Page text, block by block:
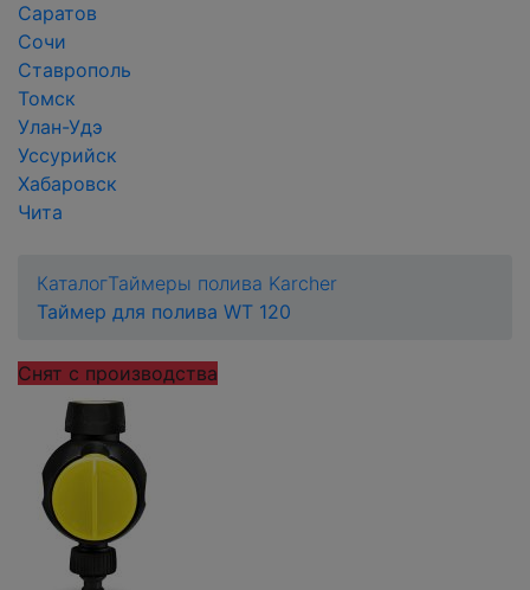
Саратов
Сочи
Ставрополь
Томск
Улан-Удэ
Уссурийск
Хабаровск
Чита
КаталогТаймеры полива Karcher
Таймер для полива WT 120
Снят с производства